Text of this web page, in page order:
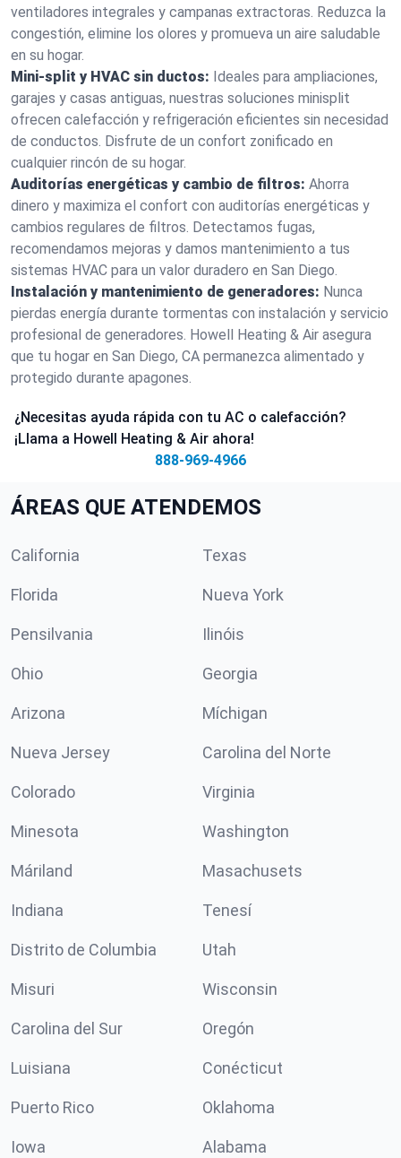
ventiladores integrales y campanas extractoras. Reduzca la
congestión, elimine los olores y promueva un aire saludable
en su hogar.
Mini-split y HVAC sin ductos: Ideales para ampliaciones,
garajes y casas antiguas, nuestras soluciones minisplit
ofrecen calefacción y refrigeración eficientes sin necesidad
de conductos. Disfrute de un confort zonificado en
cualquier rincón de su hogar.
Auditorías energéticas y cambio de filtros: Ahorra
dinero y maximiza el confort con auditorías energéticas y
cambios regulares de filtros. Detectamos fugas,
recomendamos mejoras y damos mantenimiento a tus
sistemas HVAC para un valor duradero en San Diego.
Instalación y mantenimiento de generadores: Nunca
pierdas energía durante tormentas con instalación y servicio
profesional de generadores. Howell Heating & Air asegura
que tu hogar en San Diego, CA permanezca alimentado y
protegido durante apagones.
¿Necesitas ayuda rápida con tu AC o calefacción?
¡Llama a Howell Heating & Air ahora!
888-969-4966
ÁREAS QUE ATENDEMOS
California Texas
Florida Nueva York
Pensilvania Ilinóis
Ohio Georgia
Arizona Míchigan
Nueva Jersey Carolina del Norte
Colorado Virginia
Minesota Washington
Máriland Masachusets
Indiana Tenesí
Distrito de Columbia Utah
Misuri Wisconsin
Carolina del Sur Oregón
Luisiana Conécticut
Puerto Rico Oklahoma
Iowa Alabama